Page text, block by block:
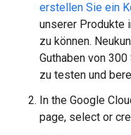
erstellen Sie ein
unserer Produkte
zu können.
Guthaben von
zu testen und
In the Google
page, select or